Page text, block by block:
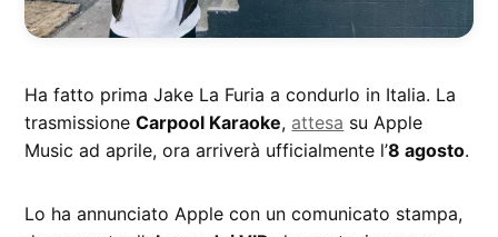
Ha fatto prima Jake La Furia a condurlo in Italia. La
trasmissioneCarpool Karaoke, attesa su Apple
Music ad aprile, ora arriverà ufficialmente l’8 agosto.
Lo ha annunciato Apple con un comunicato stampa,